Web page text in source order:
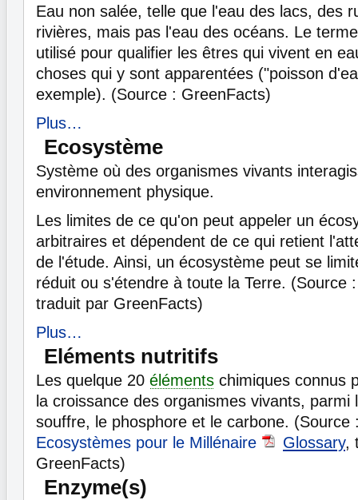
Eau non salée, telle que l'eau des lacs, des
rivières, mais pas l'eau des océans. Le
utilisé pour qualifier les êtres qui vivent en
choses qui y sont apparentées ("poisson
exemple). (Source : GreenFacts)
Plus…
Ecosystème
Système où des organismes vivants
environnement physique.
Les limites de ce qu'on peut appeler un
arbitraires et dépendent de ce qui retient
de l'étude. Ainsi, un écosystème peut se
réduit ou s'étendre à toute la Terre. (Source
traduit par GreenFacts)
Plus…
Eléments nutritifs
Les quelque 20 éléments chimiques connus
la croissance des organismes vivants, parmi
souffre, le phosphore et le carbone.
Ecosystèmes pour le Millénaire
Glossary,
GreenFacts)
Enzyme(s)